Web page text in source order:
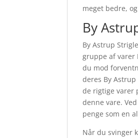
meget bedre,
By
By Astrup
gruppe af varer
du mod
deres By
de rigtige varer
denne vare.
penge som en
Når du svinger